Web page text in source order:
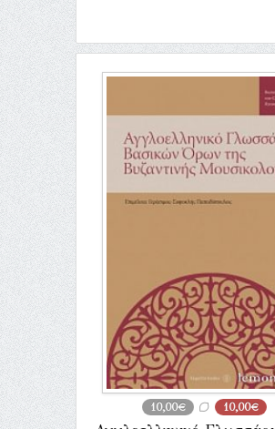
10,00€ 10,00€